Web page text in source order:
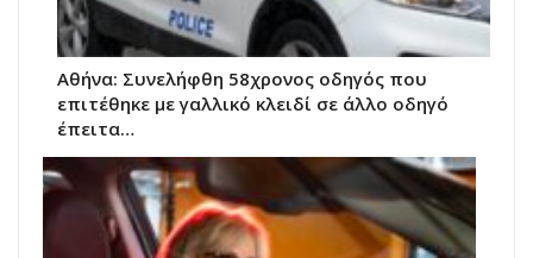
Αθήνα: Συνελήφθη 58χρονος οδηγός που
επιτέθηκε με γαλλικό κλειδί σε άλλο οδηγό
έπειτα…